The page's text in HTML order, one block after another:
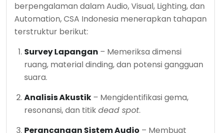
berpengalaman dalam Audio, Visual, Lighting, dan
Automation, CSA Indonesia menerapkan tahapan
terstruktur berikut:
Survey Lapangan – Memeriksa dimensi
ruang, material dinding, dan potensi gangguan
suara.
Analisis Akustik – Mengidentifikasi gema,
resonansi, dan titikdead spot.
Perancangan Sistem Audio – Membuat